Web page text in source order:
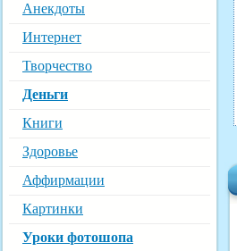
Анекдоты
Интернет
Творчество
Деньги
Книги
Здоровье
Аффирмации
Картинки
Уроки фотошопа